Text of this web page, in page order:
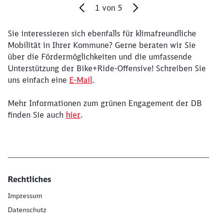
1 von 5
Ende des Sliders
Sie interessieren sich ebenfalls für klimafreundliche
Mobilität in Ihrer Kommune? Gerne beraten wir Sie
über die Fördermöglichkeiten und die umfassende
Unterstützung der Bike+Ride-Offensive! Schreiben Sie
uns einfach eine E-Mail.
Mehr Informationen zum grünen Engagement der DB
finden Sie auch hier.
Rechtliches
Impressum
Datenschutz